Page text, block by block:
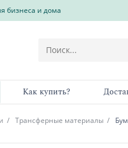
бизнеса и дома
Как купить?
Трансферные материалы